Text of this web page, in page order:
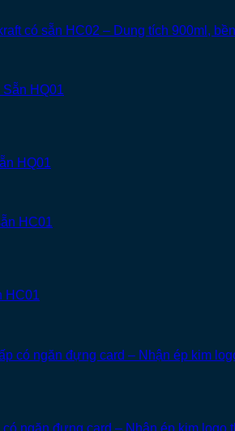
có sẵn HC02 – Dung tích 900ml,
HQ01
HC01
ngăn đựng card – Nhận ép kim logo